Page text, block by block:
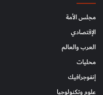
مجلس الأمة
الإقتصادي
العرب والعالم
محليات
إنفوجرافيك
علوم وتكنولوجيا